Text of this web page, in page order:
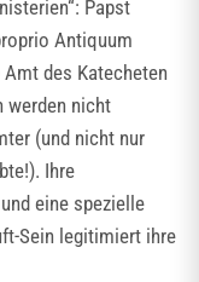
Papst
Antiquum
des Katecheten
werden nicht
(und nicht nur
Ihre
eine spezielle
Sein legitimiert ihre